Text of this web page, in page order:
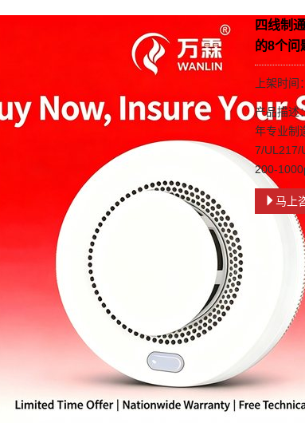
四线制
的8个问
上架时
产品描述
年专业制
7/UL217/
200-
马上